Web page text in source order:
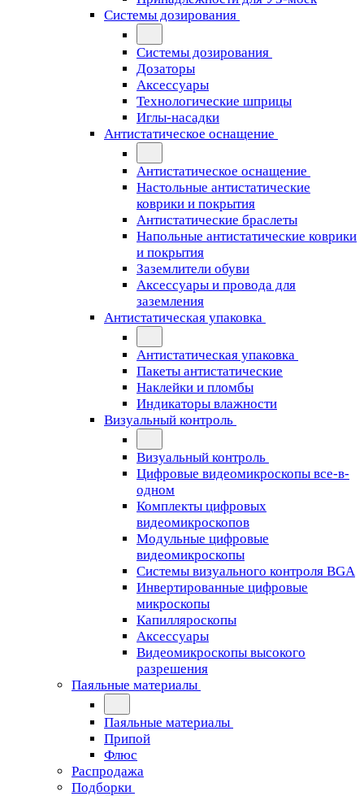
Системы дозирования
Системы дозирования
Дозаторы
Аксессуары
Технологические шприцы
Иглы-насадки
Антистатическое оснащение
Антистатическое оснащение
Настольные антистатические
коврики и покрытия
Антистатические браслеты
Напольные антистатические коврики
и покрытия
Заземлители обуви
Аксессуары и провода для
заземления
Антистатическая упаковка
Антистатическая упаковка
Пакеты антистатические
Наклейки и пломбы
Индикаторы влажности
Визуальный контроль
Визуальный контроль
Цифровые видеомикроскопы все-в-
одном
Комплекты цифровых
видеомикроскопов
Модульные цифровые
видеомикроскопы
Cистемы визуального контроля BGA
Инвертированные цифровые
микроскопы
Капилляроскопы
Аксессуары
Видеомикроскопы высокого
разрешения
Паяльные материалы
Паяльные материалы
Припой
Флюс
Распродажа
Подборки